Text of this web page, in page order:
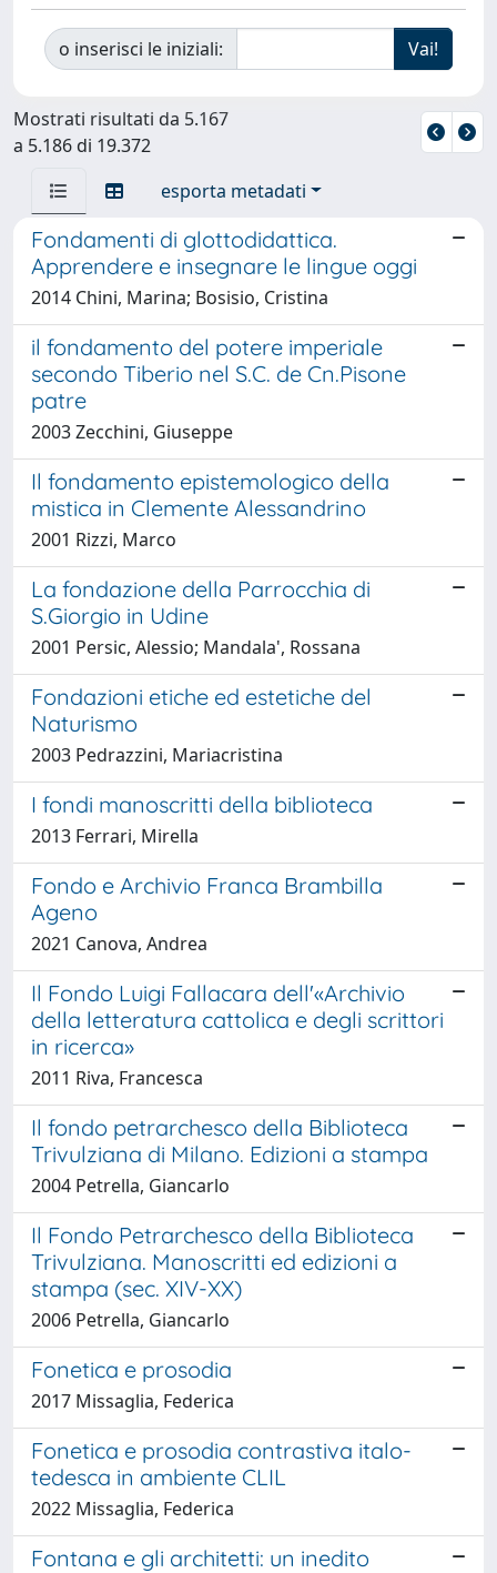
o inserisci le iniziali:
Mostrati risultati da 5.167
a 5.186 di 19.372
esporta metadati
Fondamenti di glottodidattica.
Apprendere e insegnare le lingue oggi
2014 Chini, Marina; Bosisio, Cristina
il fondamento del potere imperiale
secondo Tiberio nel S.C. de Cn.Pisone
patre
2003 Zecchini, Giuseppe
Il fondamento epistemologico della
mistica in Clemente Alessandrino
2001 Rizzi, Marco
La fondazione della Parrocchia di
S.Giorgio in Udine
2001 Persic, Alessio; Mandala', Rossana
Fondazioni etiche ed estetiche del
Naturismo
2003 Pedrazzini, Mariacristina
I fondi manoscritti della biblioteca
2013 Ferrari, Mirella
Fondo e Archivio Franca Brambilla
Ageno
2021 Canova, Andrea
Il Fondo Luigi Fallacara dell'«Archivio
della letteratura cattolica e degli scrittori
in ricerca»
2011 Riva, Francesca
Il fondo petrarchesco della Biblioteca
Trivulziana di Milano. Edizioni a stampa
2004 Petrella, Giancarlo
Il Fondo Petrarchesco della Biblioteca
Trivulziana. Manoscritti ed edizioni a
stampa (sec. XIV-XX)
2006 Petrella, Giancarlo
Fonetica e prosodia
2017 Missaglia, Federica
Fonetica e prosodia contrastiva italo-
tedesca in ambiente CLIL
2022 Missaglia, Federica
Fontana e gli architetti: un inedito